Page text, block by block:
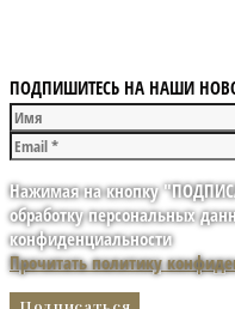
ПОДПИШИТЕСЬ НА НАШИ
Нажимая на кнопку
обработку персональных
конфиденциальности
Прочитать политику